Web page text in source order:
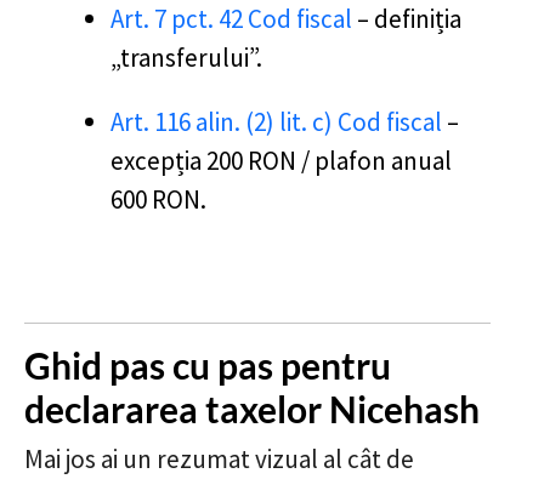
Art. 7 pct. 42 Cod fiscal – definiția
„transferului”.
Art. 116 alin. (2) lit. c) Cod fiscal –
excepția 200 RON / plafon anual
600 RON.
Ghid pas cu pas pentru
declararea taxelor Nicehash
Mai jos ai un rezumat vizual al cât de